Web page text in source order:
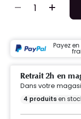
Payez
Retrait 2h en
Dans votre
4 produitsen